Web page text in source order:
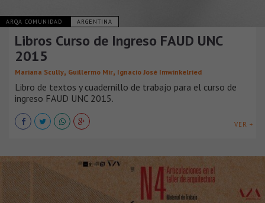
ARQA COMUNIDAD ARGENTINA
Libros Curso de Ingreso FAUD UNC
2015
Mariana Scully, Guillermo Mir, Ignacio José Imwinkelried
Libro de textos y cuadernillo de trabajo para el curso de
ingreso FAUD UNC 2015.
VER +